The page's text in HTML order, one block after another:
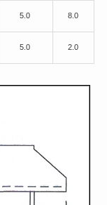
5.0 8.0
5.0 2.0